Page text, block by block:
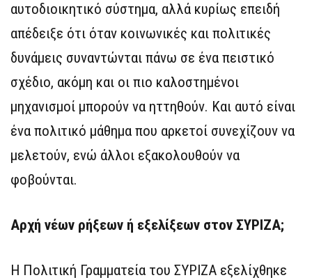
αυτοδιοικητικό σύστημα, αλλά κυρίως επειδή
απέδειξε ότι όταν κοινωνικές και πολιτικές
δυνάμεις συναντώνται πάνω σε ένα πειστικό
σχέδιο, ακόμη και οι πιο καλοστημένοι
μηχανισμοί μπορούν να ηττηθούν. Και αυτό είναι
ένα πολιτικό μάθημα που αρκετοί συνεχίζουν να
μελετούν, ενώ άλλοι εξακολουθούν να
φοβούνται.
Αρχή νέων ρήξεων ή εξελίξεων στον ΣΥΡΙΖΑ;
Η Πολιτική Γραμματεία του ΣΥΡΙΖΑ εξελίχθηκε